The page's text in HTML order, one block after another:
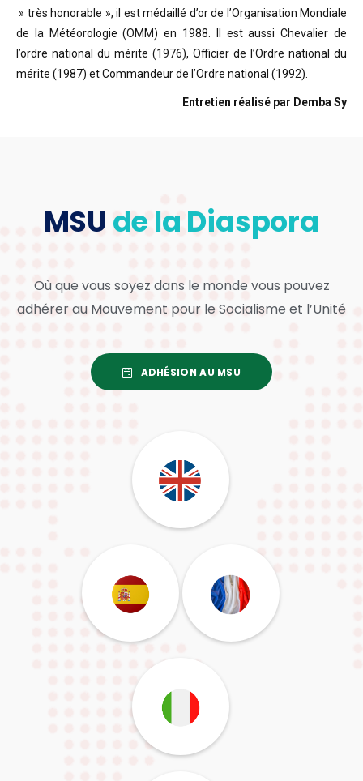
» très honorable », il est médaillé d’or de l’Organisation Mondiale
de la Météorologie (OMM) en 1988. Il est aussi Chevalier de
l’ordre national du mérite (1976), Officier de l’Ordre national du
mérite (1987) et Commandeur de l’Ordre national (1992).
Entretien réalisé par Demba Sy
MSU de la Diaspora
Où que vous soyez dans le monde vous pouvez
adhérer au Mouvement pour le Socialisme et l’Unité
ADHÉSION AU MSU